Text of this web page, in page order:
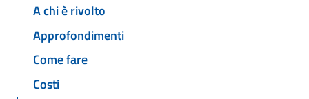
A chi è rivolto
Approfondimenti
Come fare
Costi